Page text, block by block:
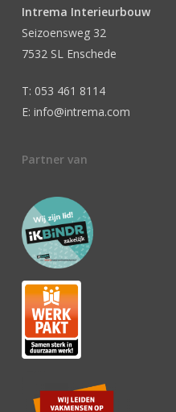
Intrema Interieurbouw
Seizoensweg 32
7532 SL Enschede
T: 053 461 8114
E: info@intrema.com
Partner van